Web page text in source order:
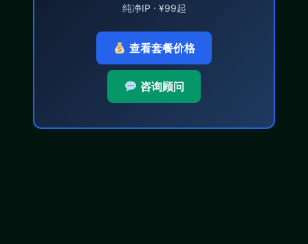
纯净IP · ¥99起
查看套餐价格
咨询顾问